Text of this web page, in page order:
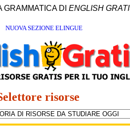
GRAMMATICA DI ENGLISH
NUOVA SEZIONE ELINGUE
risorse